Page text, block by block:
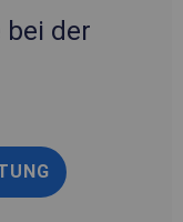
bei der